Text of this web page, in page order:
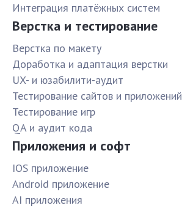
Интеграция платёжных систем
Верстка и тестирование
Верстка по макету
Доработка и адаптация верстки
UX- и юзабилити-аудит
Тестирование сайтов и приложений
Тестирование игр
QA и аудит кода
Приложения и софт
IOS приложение
Android приложение
AI приложения